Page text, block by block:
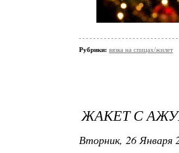
Рубрики: вязка на спицах/жилет
ЖАКЕТ С
Вторник, 26 Января